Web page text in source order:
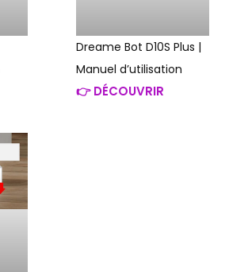
Dreame Bot D10S Plus |
Manuel d’utilisation
👉 DÉCOUVRIR